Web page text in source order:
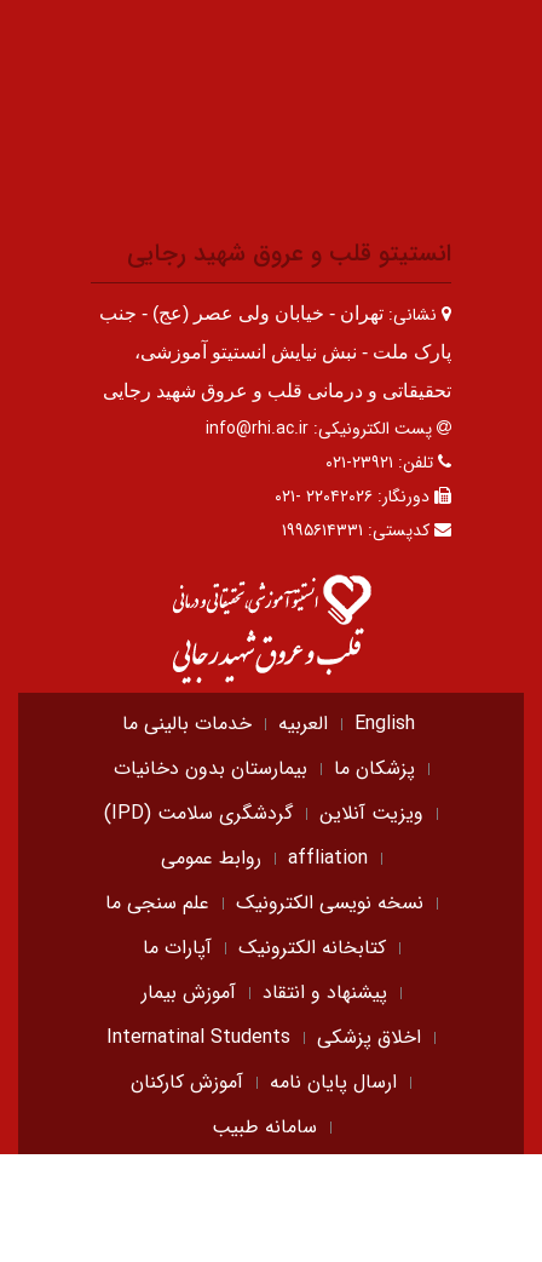
انستیتو قلب و عروق شهید رجایی
نشانی: تهران - خیابان ولی عصر (عج) - جنب
پارک ملت - نبش نیایش انستیتو آموزشی،
تحقیقاتی و درمانی قلب و عروق شهید رجایی
پست الکترونیکی: info@rhi.ac.ir
تلفن: ۲۳۹۲۱-۰۲۱
دورنگار: ۲۲۰۴۲۰۲۶ -۰۲۱
کدپستی: ۱۹۹۵۶۱۴۳۳۱
English العربیه
خدمات بالینی ما
پزشکان ما
بیمارستان بدون دخانیات
ویزیت آنلاین
گردشگری سلامت (IPD)
affliation
روابط عمومی
نسخه نویسی الکترونیک
علم سنجی ما
کتابخانه الکترونیک
آپارات ما
پیشنهاد و انتقاد
آموزش بیمار
اخلاق پزشکی
Internatinal Students
ارسال پایان نامه
آموزش کارکنان
سامانه طبیب